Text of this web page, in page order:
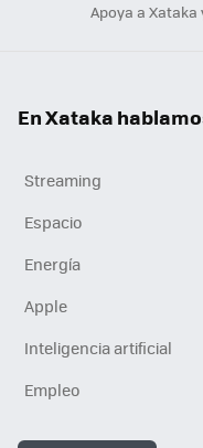
Apoya a
En Xataka
Streaming
Espacio
Energía
Apple
Inteligencia artificial
Empleo